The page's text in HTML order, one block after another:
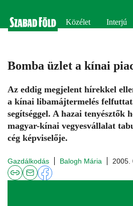
Közélet Interjú
Bomba üzlet a kínai
Az eddig megjelent hírekkel
a kínai libamájtermelés
segítséggel. A hazai tenyésztők
magyar-kínai vegyesvállalat
cég képviselője.
Gazdálkodás Balogh Mária 2005.